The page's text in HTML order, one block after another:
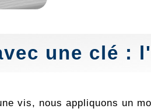
une clé :
vis, nous appliquons un